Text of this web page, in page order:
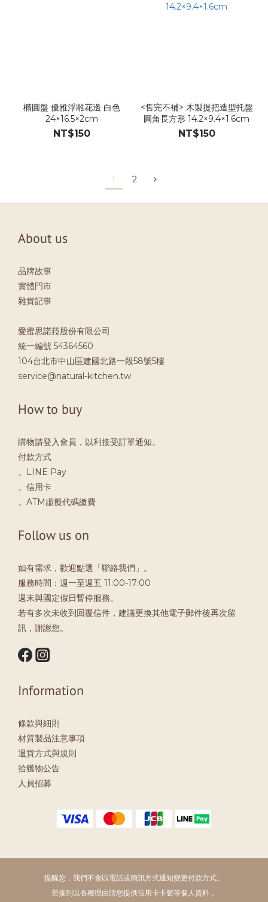
橢圓盤 優雅浮雕花邊 白色
24×16.5×2cm
NT$150
<售完不補> 木製提把造型托盤
圓角長方形 14.2×9.4×1.6cm
NT$150
1 2
About us
品牌故事
實體門市
雜貨記事
愛蜜思諾菈股份有限公司
統一編號 54364560
104台北市中山區建國北路一段58號5樓
service@natural-kitchen.tw
How to buy
購物請登入會員，以利接受訂單通知。
付款方式
。LINE Pay
。信用卡
。ATM虛擬代碼繳費
Follow us on
如有需求，歡迎點選「聯絡我們」。
服務時間：週一至週五 11:00-17:00
週末與國定假日暫停服務。
若有多次未收到回覆信件，建議更換其他電子郵件後再次留
訊，謝謝您。
Information
條款與細則
材質製品注意事項
退貨方式與規則
拾獲物公告
人員招募
提醒您，我們不會以電話或簡訊方式通知變更付款方式。
若接到以各種理由請您提供信用卡卡號等個人資料，